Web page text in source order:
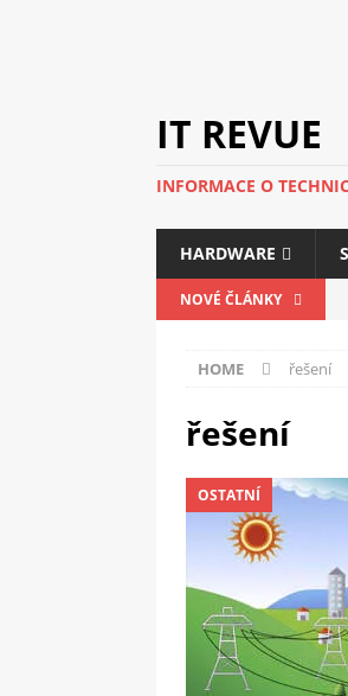
IT REVUE
INFORMACE O
HARDWARE
NOVÉ ČLÁNKY
HOME řešení
řešení
OSTATNÍ